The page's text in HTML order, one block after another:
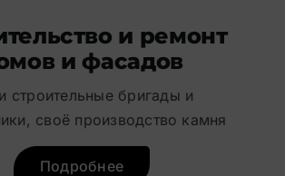
и ремонт
и фасадов
строительные бригады и
своё производство камня
Подробнее